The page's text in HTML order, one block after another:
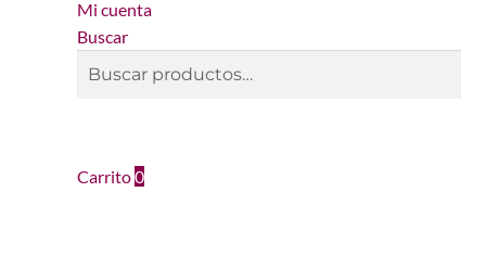
Mi cuenta
Buscar
Buscar
Buscar
Carrito0